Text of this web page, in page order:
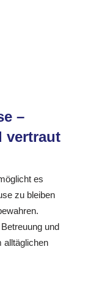
–
vertraut
es
zu bleiben
und
alltäglichen